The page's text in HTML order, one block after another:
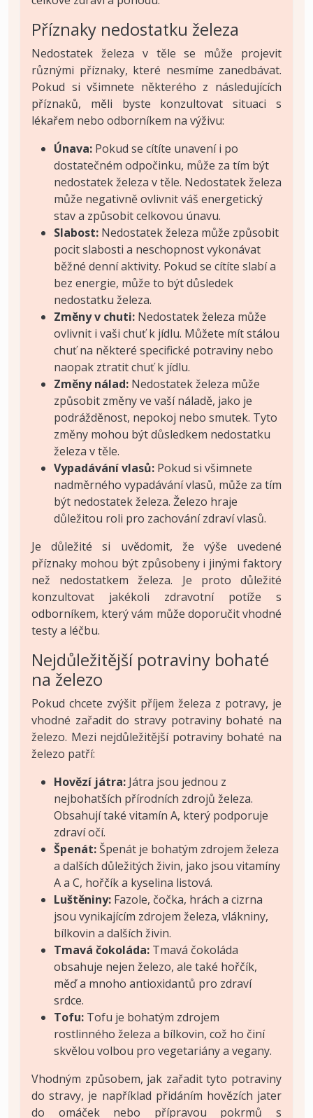
Příznaky nedostatku železa
Nedostatek železa v těle se může projevit
různými příznaky, které nesmíme zanedbávat.
Pokud si všimnete některého z následujících
příznaků, měli byste konzultovat situaci s
lékařem nebo odborníkem na výživu:
Únava: Pokud se cítíte unavení i po
dostatečném odpočinku, může za tím být
nedostatek železa v těle. Nedostatek železa
může negativně ovlivnit váš energetický
stav a způsobit celkovou únavu.
Slabost: Nedostatek železa může způsobit
pocit slabosti a neschopnost vykonávat
běžné denní aktivity. Pokud se cítíte slabí a
bez energie, může to být důsledek
nedostatku železa.
Změny v chuti: Nedostatek železa může
ovlivnit i vaši chuť k jídlu. Můžete mít stálou
chuť na některé specifické potraviny nebo
naopak ztratit chuť k jídlu.
Změny nálad: Nedostatek železa může
způsobit změny ve vaší náladě, jako je
podrážděnost, nepokoj nebo smutek. Tyto
změny mohou být důsledkem nedostatku
železa v těle.
Vypadávání vlasů: Pokud si všimnete
nadměrného vypadávání vlasů, může za tím
být nedostatek železa. Železo hraje
důležitou roli pro zachování zdraví vlasů.
Je důležité si uvědomit, že výše uvedené
příznaky mohou být způsobeny i jinými faktory
než nedostatkem železa. Je proto důležité
konzultovat jakékoli zdravotní potíže s
odborníkem, který vám může doporučit vhodné
testy a léčbu.
Nejdůležitější potraviny bohaté
na železo
Pokud chcete zvýšit příjem železa z potravy, je
vhodné zařadit do stravy potraviny bohaté na
železo. Mezi nejdůležitější potraviny bohaté na
železo patří:
Hovězí játra: Játra jsou jednou z
nejbohatších přírodních zdrojů železa.
Obsahují také vitamín A, který podporuje
zdraví očí.
Špenát: Špenát je bohatým zdrojem železa
a dalších důležitých živin, jako jsou vitamíny
A a C, hořčík a kyselina listová.
Luštěniny: Fazole, čočka, hrách a cizrna
jsou vynikajícím zdrojem železa, vlákniny,
bílkovin a dalších živin.
Tmavá čokoláda: Tmavá čokoláda
obsahuje nejen železo, ale také hořčík,
měď a mnoho antioxidantů pro zdraví
srdce.
Tofu: Tofu je bohatým zdrojem
rostlinného železa a bílkovin, což ho činí
skvělou volbou pro vegetariány a vegany.
Vhodným způsobem, jak zařadit tyto potraviny
do stravy, je například přidáním hovězích jater
do omáček nebo přípravou pokrmů s